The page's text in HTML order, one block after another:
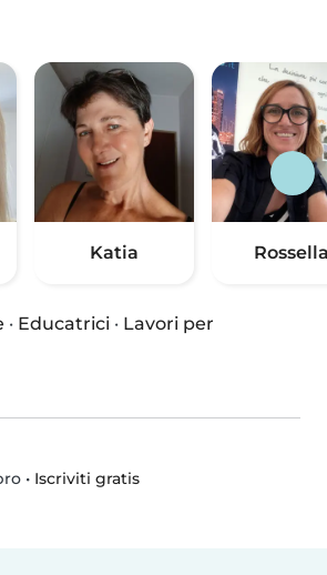
Katia
· Educatrici · Lavori per
• Iscriviti gratis